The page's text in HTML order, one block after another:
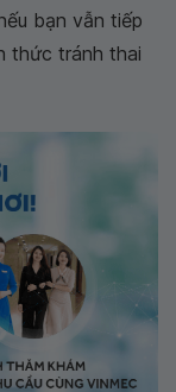
bạn vẫn tiếp
thức tránh thai